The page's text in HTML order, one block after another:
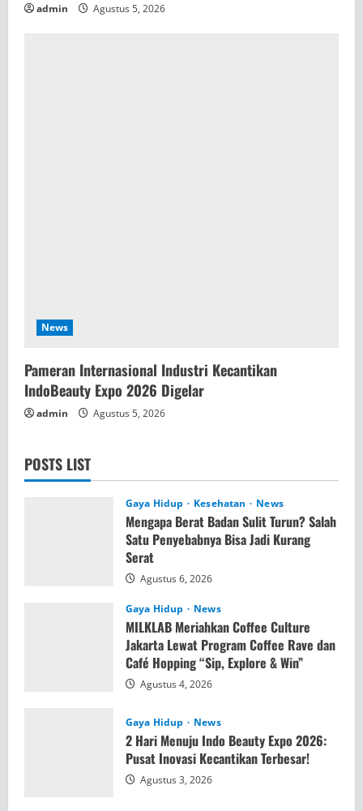
admin Agustus 5, 2026
News
Pameran Internasional Industri Kecantikan
IndoBeauty Expo 2026 Digelar
admin Agustus 5, 2026
POSTS LIST
Gaya Hidup Kesehatan News
Mengapa Berat Badan Sulit Turun? Salah
Satu Penyebabnya Bisa Jadi Kurang
Serat
Agustus 6, 2026
Gaya Hidup News
MILKLAB Meriahkan Coffee Culture
Jakarta Lewat Program Coffee Rave dan
Café Hopping “Sip, Explore & Win”
Agustus 4, 2026
Gaya Hidup News
2 Hari Menuju Indo Beauty Expo 2026:
Pusat Inovasi Kecantikan Terbesar!
Agustus 3, 2026